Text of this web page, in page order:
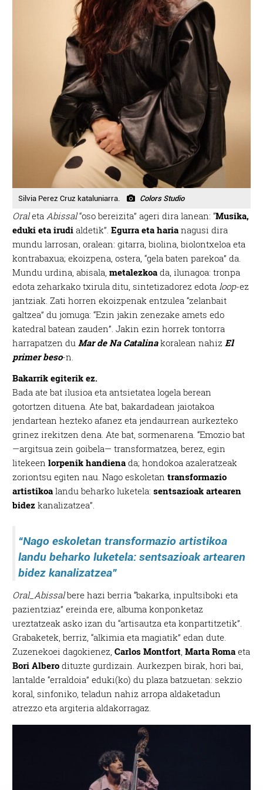
Silvia Perez Cruz kataluniarra. Colors Studio
Oraleta Abissal“oso bereizita” ageri dira lanean: “Musika,
eduki eta irudi aldetik”.Egurra eta haria nagusi dira
mundu larrosan, oralean: gitarra, biolina, biolontxeloa eta
kontrabaxua; ekoizpena, ostera, “gela baten parekoa” da.
Mundu urdina, abisala,metalezkoa da, ilunagoa: tronpa
edota zeharkako txirula ditu, sintetizadorez edota loop-ez
jantziak. Zati horren ekoizpenak entzulea “zelanbait
galtzea” du jomuga: “Ezin jakin zenezake amets edo
katedral batean zauden”. Jakin ezin horrek tontorra
harrapatzen du Mar de Na Catalina koralean nahiz El
primer beso-n.
Bakarrik egiterik ez.
Bada ate bat ilusioa eta antsietatea logela berean
gotortzen dituena. Ate bat, bakardadean jaiotakoa
jendartean hezteko afanez eta jendaurrean aurkezteko
grinez irekitzen dena. Ate bat, sormenarena. “Emozio bat
—argitsua zein goibela— transformatzea, berez, egin
litekeen lorpenik handiena da; hondokoa azaleratzeak
zoriontsu egiten nau. Nago eskoletantransformazio
artistikoa landu beharko luketela:sentsazioak artearen
bidez kanalizatzea”.
“Nago eskoletan transformazio artistikoa
landu beharko luketela: sentsazioak artearen
bidez kanalizatzea”
Oral_Abissalbere hazi berria “bakarka, inpultsiboki eta
pazientziaz” ereinda ere, albuma konponketaz
ureztatzeak asko izan du “artisautza eta konpartitzetik”.
Grabaketek, berriz, “alkimia eta magiatik” edan dute.
Zuzenekoei dagokienez,Carlos Montfort ,Marta Roma eta
Bori Albero dituzte gurdizain. Aurkezpen birak, hori bai,
lantalde “erraldoia” eduki(ko) du plaza batzuetan: sekzio
koral, sinfoniko, teladun nahiz arropa aldaketadun
atrezzo eta argiteria aldakorragaz.